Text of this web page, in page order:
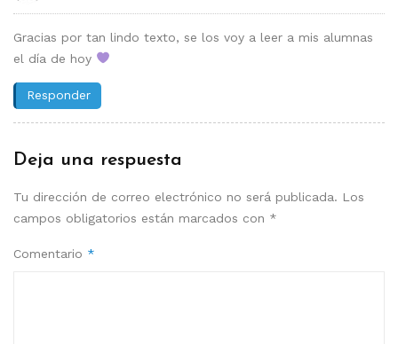
Gracias por tan lindo texto, se los voy a leer a mis alumnas
el día de hoy
Responder
Deja una respuesta
Tu dirección de correo electrónico no será publicada. Los
campos obligatorios están marcados con *
Comentario *